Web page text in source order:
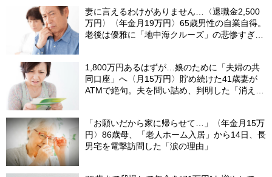
妻に言えるわけがありません…〈退職金2,500
万円〉〈年金月19万円〉65歳男性の自業自得。
老後は優雅に「地中海クルーズ」の悲惨すぎる
1,800万円あるはずが…娘のために「夫婦の共
同口座」へ〈月15万円〉貯め続けた41歳妻が
ATMで絶句。夫を問い詰め、判明した「消えた
「お願いだから家に帰らせて…」〈年金月15万
円〉86歳母、「老人ホーム入居」から14日、長
男宅を電撃訪問した「涙の理由」